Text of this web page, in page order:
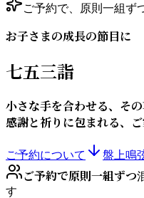
ご予約で、原則一組ず
お子さまの成長の節目に
七五三詣
小さな手を合わせる、その
感謝と祈りに包まれる、ご
ご予約について 盤上鳴
ご予約で原則一組ずつ
す